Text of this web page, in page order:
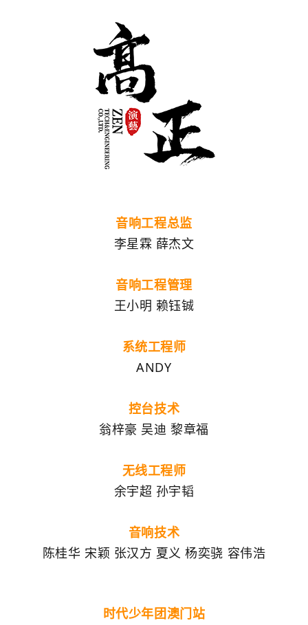
音响工程总监
李星霖 薛杰文
音响工程管理
王小明 赖钰铖
系统工程师
ANDY
控台技术
翁梓豪 吴迪 黎章福
无线工程师
余宇超 孙宇韬
音响技术
陈桂华 宋颖 张汉方 夏义 杨奕骁 容伟浩
时代少年团澳门站